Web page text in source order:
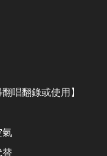
唱翻錄或使用】
氣
替